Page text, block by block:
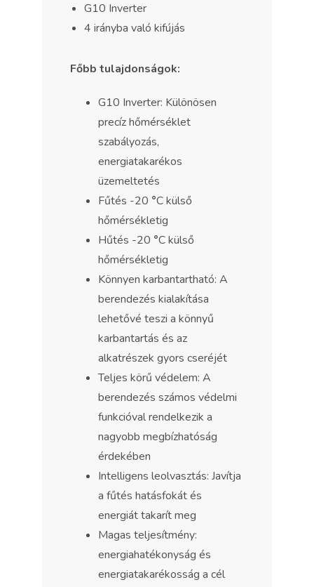
G10 Inverter
4 irányba való kifújás
Főbb tulajdonságok:
G10 Inverter: Különösen
precíz hőmérséklet
szabályozás,
energiatakarékos
üzemeltetés
Fűtés -20 °C külső
hőmérsékletig
Hűtés -20 °C külső
hőmérsékletig
Könnyen karbantartható: A
berendezés kialakítása
lehetővé teszi a könnyű
karbantartás és az
alkatrészek gyors cseréjét
Teljes körű védelem: A
berendezés számos védelmi
funkcióval rendelkezik a
nagyobb megbízhatóság
érdekében
Intelligens leolvasztás: Javítja
a fűtés hatásfokát és
energiát takarít meg
Magas teljesítmény:
energiahatékonyság és
energiatakarékosság a cél